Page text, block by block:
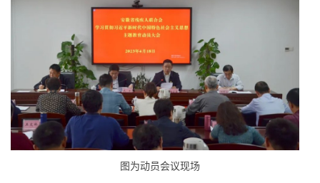
图为动员会议现场